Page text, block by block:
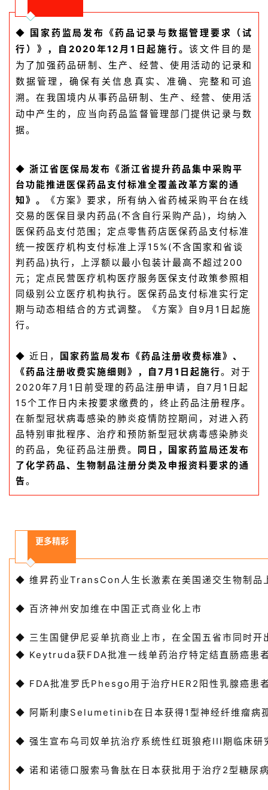
代
学
苑
A
E
n
h
联
系
我
们
◆ 国家药监局发布《药品记录与数据管理要求（试
行）》，自2020年12月1日起施行。该文件目的是
为了加强药品研制、生产、经营、使用活动的记录和
数据管理，确保有关信息真实、准确、完整和可追
溯。在我国境内从事药品研制、生产、经营、使用活
动中产生的，应当向药品监督管理部门提供记录与数
据。
◆ 浙江省医保局发布《浙江省提升药品集中采购平
台功能推进医保药品支付标准全覆盖改革方案的通
知》。
《方案》要求，所有纳入省药械采购平台在线
交易的医保目录内药品(不含自行采购产品)，均纳入
医保药品支付范围；定点零售药店医保药品支付标准
统一按医疗机构支付标准上浮15%(不含国家和省谈
判药品)执行，上浮额以最小包装计最高不超过200
元；定点民营医疗机构医疗服务医保支付政策参照相
同级别公立医疗机构执行。医保药品支付标准实行定
期与动态相结合的方式调整。《方案》自9月1日起施
行。
◆ 近日， 国家药监局发布《药品注册收费标准》、
《药品注册收费实施细则》，自7月1日起施行。对于
2020年7月1日前受理的药品注册申请，自7月1日起
15个工作日内未按要求缴费的，终止药品注册程序。
在新型冠状病毒感染的肺炎疫情防控期间，对进入药
品特别审批程序、治疗和预防新型冠状病毒感染肺炎
的药品，免征药品注册费。 同日，国家药监局还发布
了化学药品、生物制品注册分类及申报资料要求的通
告。
更多精彩
◆ 维昇药业TransCon人生长激素在美国递交生物制品
◆ 百济神州安加维在中国正式商业化上市
◆ 三生国健伊尼妥单抗商业上市，在全国五省市同时开
◆ Keytruda获FDA批准一线单药治疗特定结直肠癌患
◆ FDA批准罗氏Phesgo用于治疗HER2阳性乳腺癌患
◆ 阿斯利康Selumetinib在日本获得1型神经纤维瘤病
◆ 强生宣布乌司奴单抗治疗系统性红斑狼疮III期临床研
◆ 诺和诺德口服索马鲁肽在日本获批用于治疗2型糖尿